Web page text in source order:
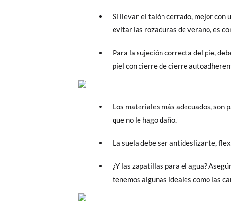
Si llevan el talón cerrado, mejor con
evitar las rozaduras de verano, es
Para la sujeción correcta del pie,
piel con cierre de cierre
Los materiales más adecuados,
que no le hago daño.
La suela debe ser antideslizante,
¿Y las zapatillas para el agua?
tenemos algunas ideales como las